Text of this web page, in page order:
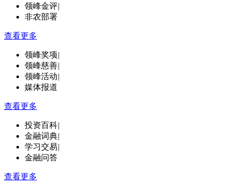
领峰金评|
非农部署
查看更多
领峰奖项|
领峰慈善|
领峰活动|
媒体报道
查看更多
投资百科|
金融词典|
学习交易|
金融问答
查看更多